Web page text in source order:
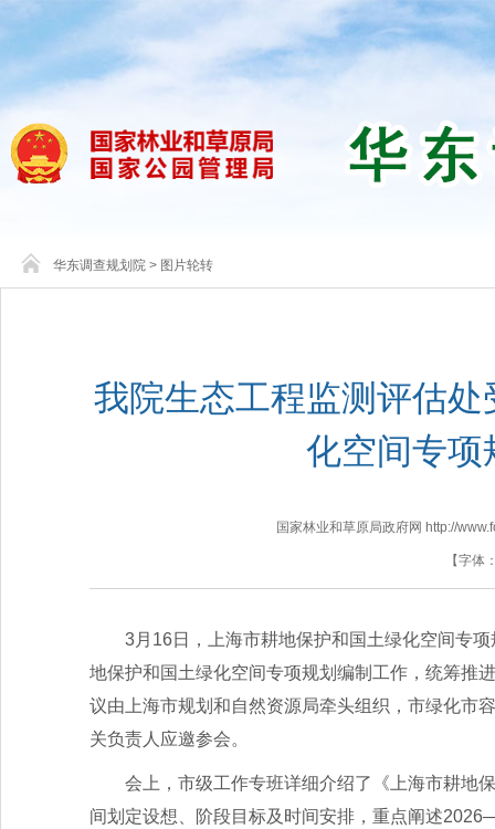
华东调查规划院 > 图片轮转
我院生态工程监测评估
化空间专项
国家林业和草原局政府网 http://
【字体
3月16日，上海市耕地保护和国土绿化空间专
地保护和国土绿化空间专项规划编制工作，统筹推
议由上海市规划和自然资源局牵头组织，市绿化市
关负责人应邀参会。
会上，市级工作专班详细介绍了《上海市耕地
间划定设想、阶段目标及时间安排，重点阐述